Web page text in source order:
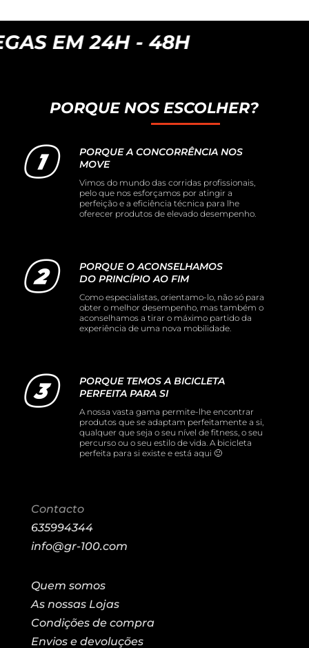
24H - 48H
PORQUE NOS ESCOLHER?
PORQUE A CONCORRÊNCIA NOS
MOVE
Vimos do mundo das corridas profissionais,
pelo que nos esforçamos por atingir a
perfeição e a eficiência técnica para lhe
oferecer produtos de elevado desempenho.
PORQUE O ACONSELHAMOS
DO PRINCÍPIO AO FIM
Como especialistas, orientamo-lo, não só para
obter o melhor desempenho, mas também o
aconselhamos a tirar o máximo partido da
experiência de uma nova mobilidade.
PORQUE TEMOS A BICICLETA
PERFEITA PARA SI
A nossa vasta gama permite-lhe encontrar
produtos que se adaptam perfeitamente a si,
qualquer que seja o seu nível de fitness, o seu
percurso ou o seu estilo de vida. A bicicleta
perfeita para si existe e está aqui 🙂
Contacto
635994344
info@gr-100.com
Quem somos
As nossas Lojas
Condições de compra
Envios e devoluções